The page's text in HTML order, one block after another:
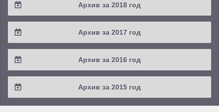
2021 / #1
2020 / #1
2019 / #3
2019 / #1
Архив за 2018 год
2018 / #4
2018 / #3
2018 / #1
Архив за 2017 год
2017 / #4
2017 / #3
Архив за 2016 год
2016 / #4
2016 / #3
Архив за 2015 год
2015 / #3